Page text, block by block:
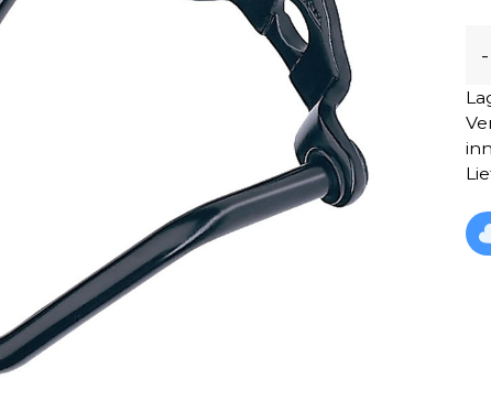
-